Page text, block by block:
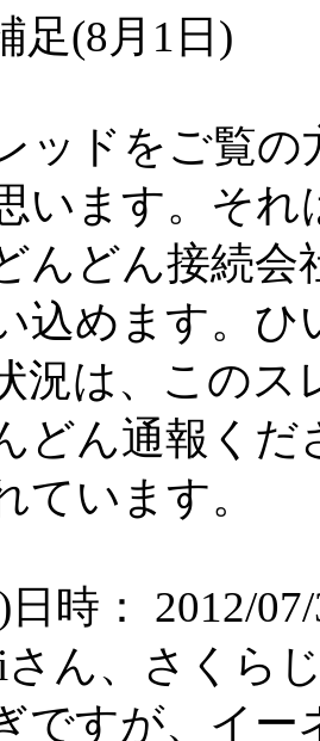
足(8月1日)
ッドをご覧
います。そ
んどん接続
込めます。
況は、このス
どん通報くだ
ています。
日時： 2012/
さん、さくら
ですが、イー